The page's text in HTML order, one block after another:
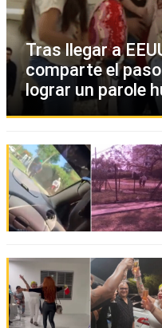
Tras llegar a
comparte el
lograr un parole